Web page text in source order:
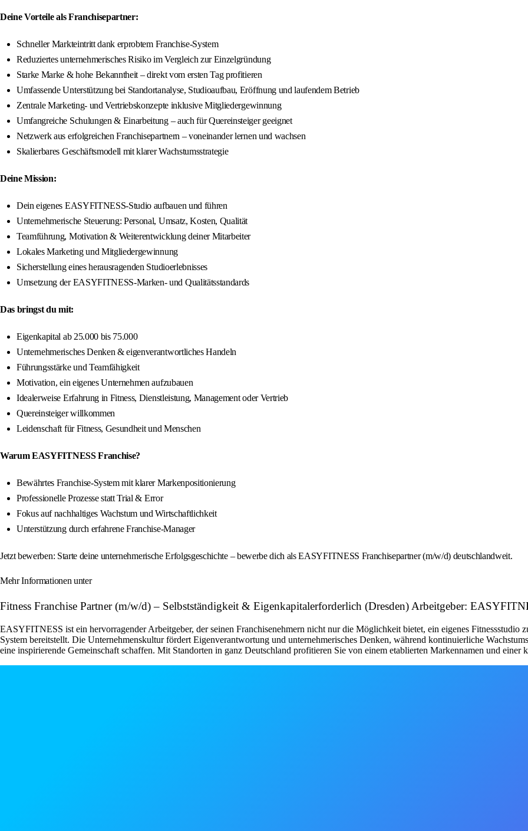
Deine Vorteile als Franchisepartner:
Schneller Markteintritt dank erprobtem Franchise-System
Reduziertes unternehmerisches Risiko im Vergleich zur Einzelgründung
Starke Marke & hohe Bekanntheit – direkt vom ersten Tag profitieren
Umfassende Unterstützung bei Standortanalyse, Studioaufbau, Eröffnung und laufendem Betrieb
Zentrale Marketing- und Vertriebskonzepte inklusive Mitgliedergewinnung
Umfangreiche Schulungen & Einarbeitung – auch für Quereinsteiger geeignet
Netzwerk aus erfolgreichen Franchisepartnern – voneinander lernen und wachsen
Skalierbares Geschäftsmodell mit klarer Wachstumsstrategie
Deine Mission:
Dein eigenes EASYFITNESS-Studio aufbauen und führen
Unternehmerische Steuerung: Personal, Umsatz, Kosten, Qualität
Teamführung, Motivation & Weiterentwicklung deiner Mitarbeiter
Lokales Marketing und Mitgliedergewinnung
Sicherstellung eines herausragenden Studioerlebnisses
Umsetzung der EASYFITNESS-Marken- und Qualitätsstandards
Das bringst du mit:
Eigenkapital ab 25.000 bis 75.000
Unternehmerisches Denken & eigenverantwortliches Handeln
Führungsstärke und Teamfähigkeit
Motivation, ein eigenes Unternehmen aufzubauen
Idealerweise Erfahrung in Fitness, Dienstleistung, Management oder Vertrieb
Quereinsteiger willkommen
Leidenschaft für Fitness, Gesundheit und Menschen
Warum EASYFITNESS Franchise?
Bewährtes Franchise-System mit klarer Markenpositionierung
Professionelle Prozesse statt Trial & Error
Fokus auf nachhaltiges Wachstum und Wirtschaftlichkeit
Unterstützung durch erfahrene Franchise-Manager
Jetzt bewerben: Starte deine unternehmerische Erfolgsgeschichte – bewerbe dich als EASYFITNESS Franchisepartner (m/w/d) deutschlandweit.
Mehr Informationen unter
Fitness Franchise Partner (m/w/d) – Selbstständigkeit & Eigenkapitalerforderlich (Dresden) Arbeitgeber:
EASYFITNESS ist ein hervorragender Arbeitgeber, der seinen Franchisenehmern nicht nur die Möglichkeit bietet, ein eigenes Fitnessstudio
System bereitstellt. Die Unternehmenskultur fördert Eigenverantwortung und unternehmerisches Denken, während kontinuierliche
eine inspirierende Gemeinschaft schaffen. Mit Standorten in ganz Deutschland profitieren Sie von einem etablierten Markennamen und